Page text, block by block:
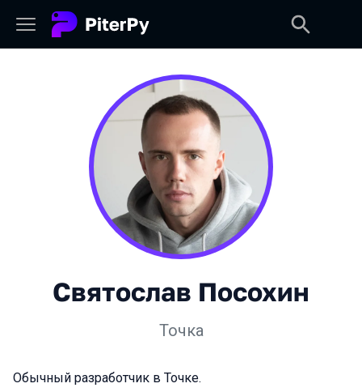
Святослав Посохин
Точка
Обычный разработчик в Точке.